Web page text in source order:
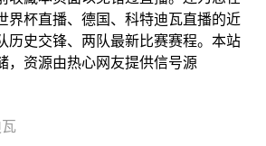
界杯直播、德国、科特迪瓦直播的近
历史交锋、两队最新比赛赛程。本站
，资源由热心网友提供信号源